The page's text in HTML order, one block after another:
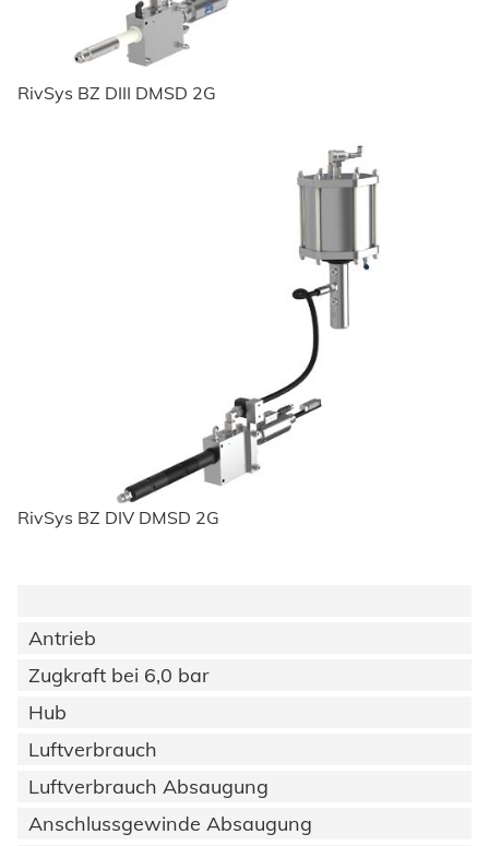
RivSys BZ DIII DMSD 2G
RivSys BZ DIV DMSD 2G
Antrieb
Zugkraft bei 6,0 bar
Hub
Luftverbrauch
Luftverbrauch Absaugung
Anschlussgewinde Absaugung